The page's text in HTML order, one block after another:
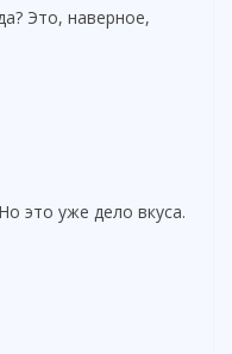
Это, наверное,
это уже дело вкуса.